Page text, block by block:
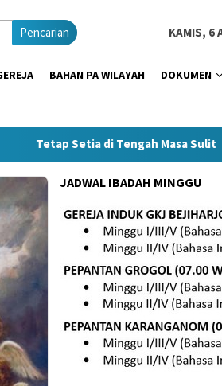
Pencarian KAMIS, 6
BAHAN PA WILAYAH DOKUMEN
Tetap Setia di Tengah Masa Sulit
JADWAL IBADAH MINGGU